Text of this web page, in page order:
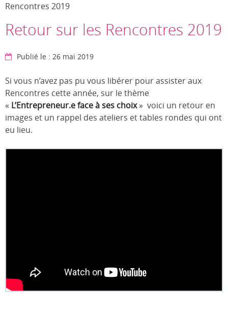
Rencontres 2019
Retour sur les Rencontres 2019
Publié le : 26 mai 2019
Si vous n’avez pas pu vous libérer pour assister aux
Rencontres cette année, sur le thème
« L’Entrepreneur.e face à ses choix» voici un retour en
images et un rappel des ateliers et tables rondes qui ont
eu lieu.